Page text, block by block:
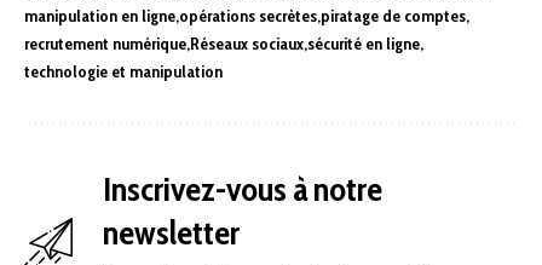
manipulation en ligne opérations secrètes piratage de comptes
recrutement numérique Réseaux sociaux sécurité en ligne
technologie et manipulation
Inscrivez-vous à notre
newsletter